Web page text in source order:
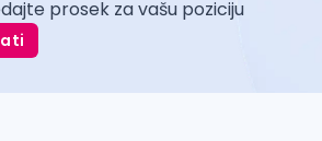
prosek za vašu poziciju